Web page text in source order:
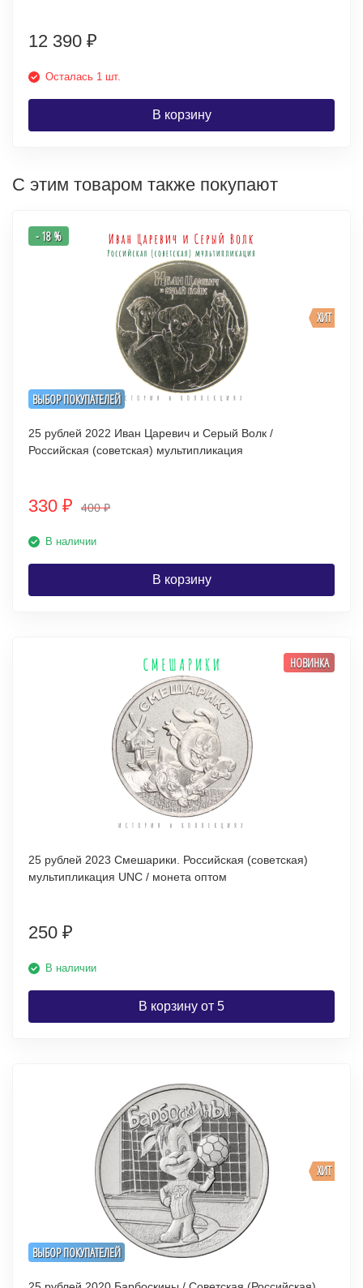
12 390 ₽
Осталась 1 шт.
В корзину
С этим товаром также покупают
ВЫБОР ПОКУПАТЕЛЕЙ
ХИТ
- 18 %
25 рублей 2022 Иван Царевич и Серый Волк /
Российская (советская) мультипликация
330 ₽ 400₽
В наличии
В корзину
НОВИНКА
25 рублей 2023 Смешарики. Российская (советская)
мультипликация UNC / монета оптом
250 ₽
В наличии
В корзину от 5
ВЫБОР ПОКУПАТЕЛЕЙ
ХИТ